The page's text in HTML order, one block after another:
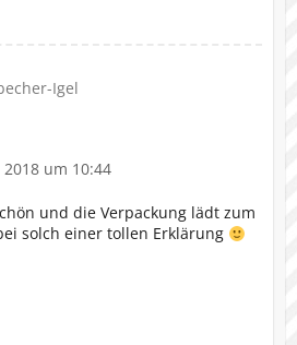
Igel
2018 um 10:44
und die Verpackung lädt zum
solch einer tollen Erklärung